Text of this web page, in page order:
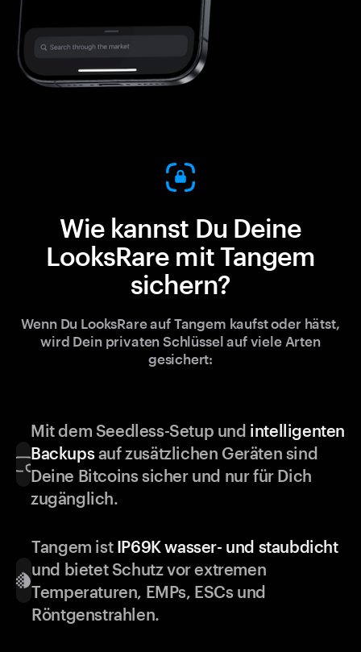
Wie kannst Du Deine
LooksRare mit Tangem
sichern?
Wenn Du LooksRare auf Tangem kaufst oder hätst,
wird Dein privaten Schlüssel auf viele Arten
gesichert:
Mit dem Seedless-Setup und intelligenten
Backupsauf zusätzlichen Geräten sind
Deine Bitcoins sicher und nur für Dich
zugänglich.
Tangem ist IP69K wasser- und staubdicht
und bietet Schutz vor extremen
Temperaturen, EMPs, ESCs und
Röntgenstrahlen.